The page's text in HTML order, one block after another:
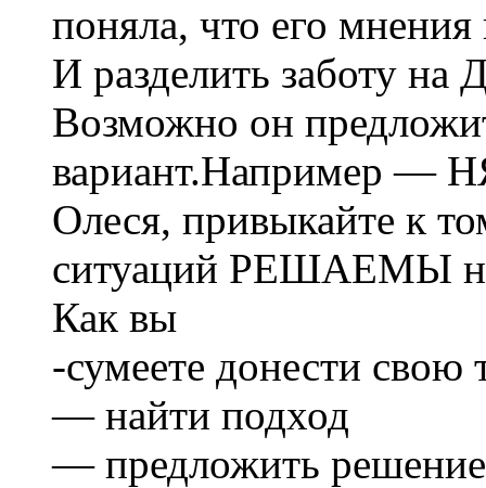
поняла, что его мнения
И разделить заботу
Возможно он
вариант.Например —
Олеся, привыкайте к
ситуаций РЕШАЕМЫ
Как вы
-сумеете донести свою
— найти подход
— предложить